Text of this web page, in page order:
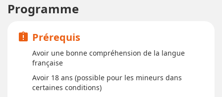
Programme
assignment_late Prérequis
Avoir une bonne compréhension de la langue
française
Avoir 18 ans (possible pour les mineurs dans
certaines conditions)